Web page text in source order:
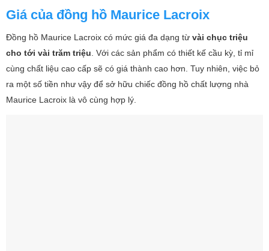
Giá của đồng hồ Maurice Lacroix
Đồng hồ Maurice Lacroix có mức giá đa dạng từ vài chục triệu
cho tới vài trăm triệu . Với các sản phẩm có thiết kế cầu kỳ, tỉ mỉ
cùng chất liệu cao cấp sẽ có giá thành cao hơn. Tuy nhiên, việc bỏ
ra một số tiền như vậy để sở hữu chiếc đồng hồ chất lượng nhà
Maurice Lacroix là vô cùng hợp lý.